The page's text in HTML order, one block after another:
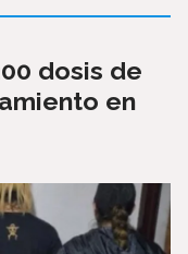
dosis de
en